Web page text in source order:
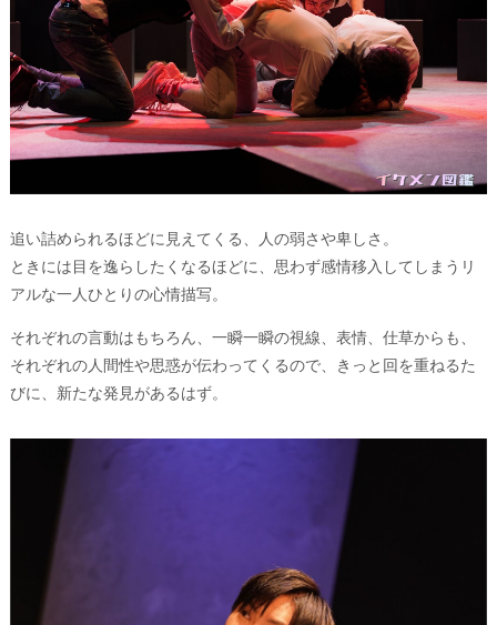
追い詰められるほどに見えてくる、人の弱さや卑しさ。
ときには目を逸らしたくなるほどに、思わず感情移入してしまうリ
アルな一人ひとりの心情描写。
それぞれの言動はもちろん、一瞬一瞬の視線、表情、仕草からも、
それぞれの人間性や思惑が伝わってくるので、きっと回を重ねるた
びに、新たな発見があるはず。